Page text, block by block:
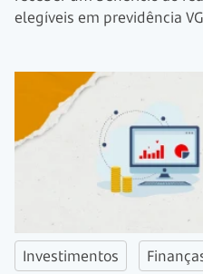
elegíveis em previdência
Investimentos